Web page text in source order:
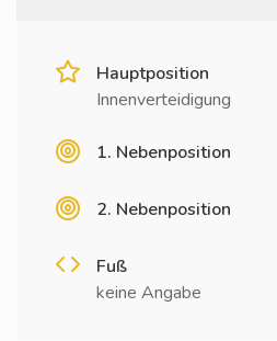
Hauptposition
Innenverteidigung
1. Nebenposition
2. Nebenposition
Fuß
keine Angabe